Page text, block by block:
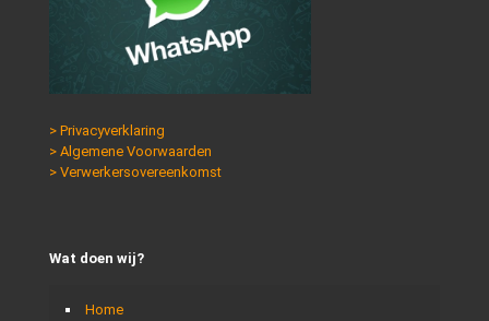
> Privacyverklaring
> Algemene Voorwaarden
> Verwerkersovereenkomst
Wat doen wij?
Home